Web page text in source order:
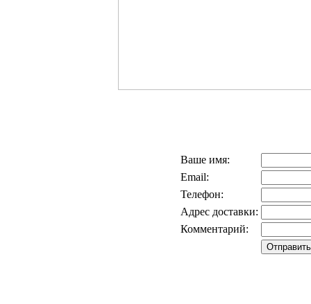
Ваше имя:
Email:
Телефон:
Адрес доставки:
Комментарий: